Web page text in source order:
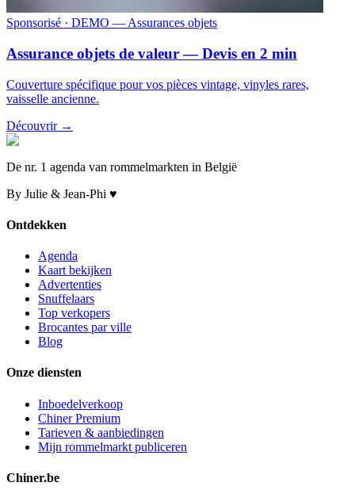
Sponsorisé · DEMO — Assurances objets
Assurance objets de valeur — Devis en 2 min
Couverture spécifique pour vos pièces vintage, vinyles rares,
vaisselle ancienne.
Découvrir →
De nr. 1 agenda van rommelmarkten in België
By Julie & Jean-Phi ♥
Ontdekken
Agenda
Kaart bekijken
Advertenties
Snuffelaars
Top verkopers
Brocantes par ville
Blog
Onze diensten
Inboedelverkoop
Chiner Premium
Tarieven & aanbiedingen
Mijn rommelmarkt publiceren
Chiner.be